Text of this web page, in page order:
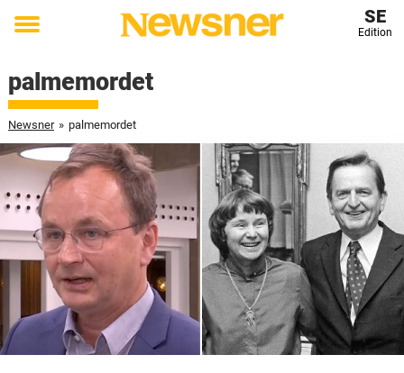
Toggle
SE
Edition
palmemordet
Newsner » palmemordet